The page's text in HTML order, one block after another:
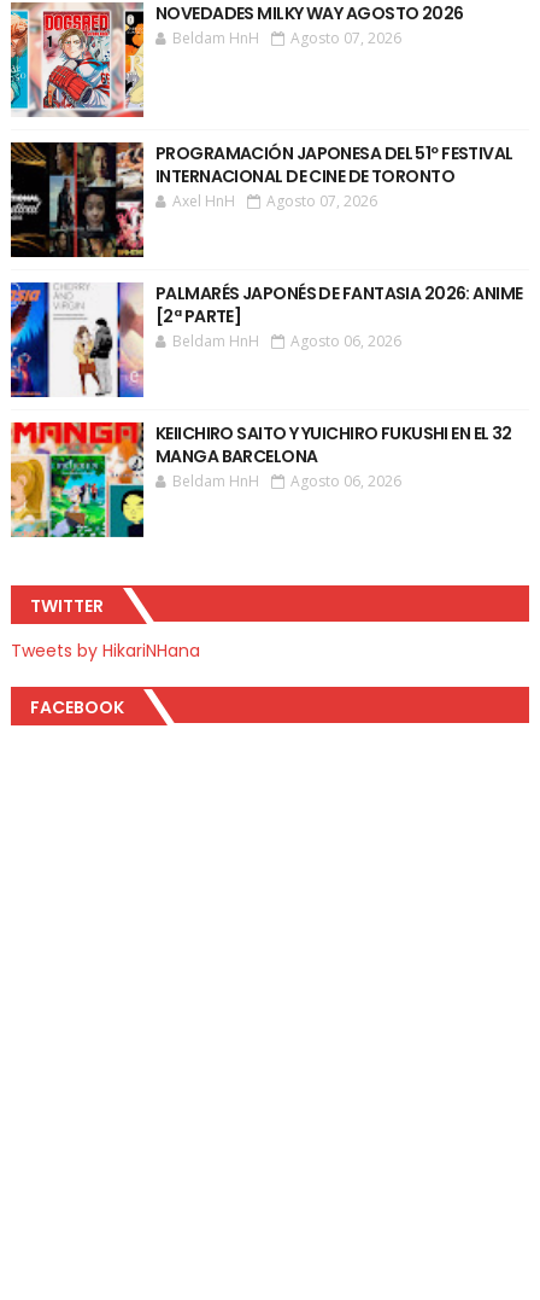
NOVEDADES MILKY WAY AGOSTO 2026
Beldam HnH Agosto 07, 2026
PROGRAMACIÓN JAPONESA DEL 51º FESTIVAL
INTERNACIONAL DE CINE DE TORONTO
Axel HnH Agosto 07, 2026
PALMARÉS JAPONÉS DE FANTASIA 2026: ANIME
[2ª PARTE]
Beldam HnH Agosto 06, 2026
KEIICHIRO SAITO Y YUICHIRO FUKUSHI EN EL 32
MANGA BARCELONA
Beldam HnH Agosto 06, 2026
TWITTER
Tweets by HikariNHana
FACEBOOK